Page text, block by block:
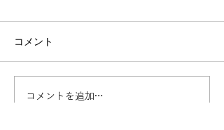
中国、介護保険を本格導
コメント
コメントを追加…